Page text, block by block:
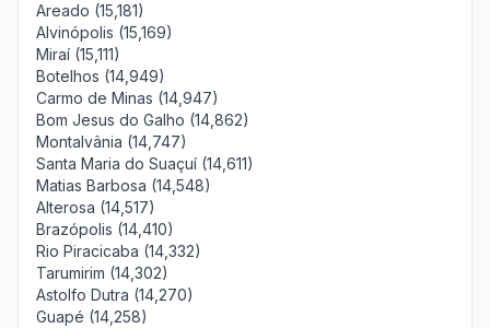
Areado (15,181)
Alvinópolis (15,169)
Miraí (15,111)
Botelhos (14,949)
Carmo de Minas (14,947)
Bom Jesus do Galho (14,862)
Montalvânia (14,747)
Santa Maria do Suaçuí (14,611)
Matias Barbosa (14,548)
Alterosa (14,517)
Brazópolis (14,410)
Rio Piracicaba (14,332)
Tarumirim (14,302)
Astolfo Dutra (14,270)
Guapé (14,258)